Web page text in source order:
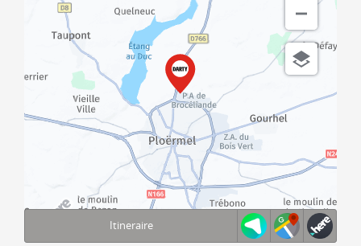
© 1987–2026 HERE, IGN
Itineraire